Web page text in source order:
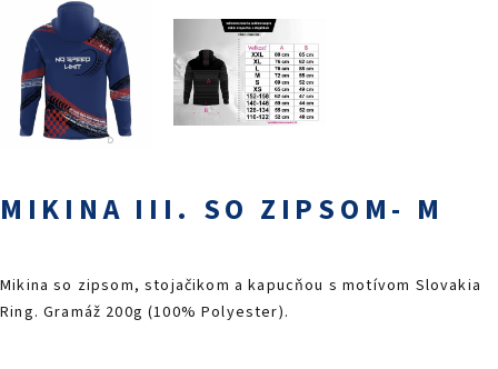
MIKINA III. SO ZIPSOM- M
Mikina so zipsom, stojačikom a kapucňou s motívom Slovakia
Ring. Gramáž 200g (100% Polyester).